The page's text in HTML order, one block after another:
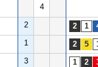
4
2
1
3